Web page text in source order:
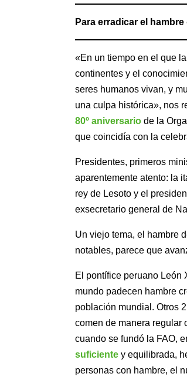
Para erradicar el
«En un tiempo en el que
continentes y el
seres humanos vivan, y
una culpa histórica», nos
80º aniversario de la
que coincidía con la
Presidentes, primeros
aparentemente atento: la
rey de Lesoto y el
exsecretario general de
Un viejo tema, el hambre
notables, parece que
El pontífice peruano León
mundo padecen hambre
población mundial. Otros
comen de manera regular
cuando se fundó la FAO,
suficiente y equilibrada,
personas con hambre, el